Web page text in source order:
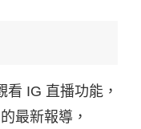
IG 直播功能，
的最新報導，